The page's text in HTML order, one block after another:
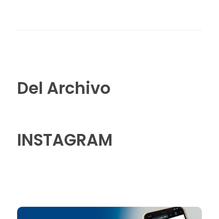
Del Archivo
INSTAGRAM